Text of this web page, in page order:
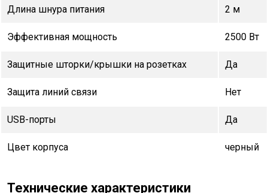
Длина шнура питания 2 м
Эффективная мощность 2500 Вт
Защитные шторки/крышки на розетках Да
Защита линий связи Нет
USB-порты Да
Цвет корпуса черный
Технические характеристики